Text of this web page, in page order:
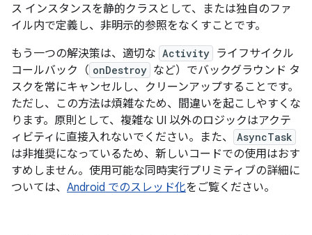
ス インスタンスを静的クラスとして、または独自のファ
イル内で定義し、非明示的参照をなくすことです。
もう一つの解決策は、適切な Activity ライフサイクル
コールバック（ onDestroy など）でバックグラウンド タ
スクを常にキャンセルし、クリーンアップすることです。
ただし、この方法は煩雑なため、間違いを起こしやすくな
ります。原則として、複雑な UI 以外のロジックはアクテ
ィビティに直接入れないでください。また、
AsyncTask
は非推奨になっているため、新しいコードでの使用はおす
すめしません。使用可能な同時実行プリミティブの詳細に
ついては、 Android でのスレッド化をご覧ください。